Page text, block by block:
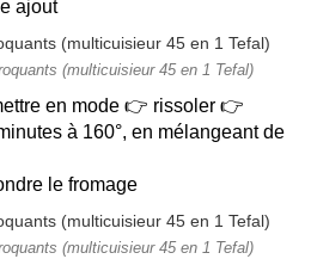
ajout
(multicuisieur 45 en 1 Tefal)
en mode 👉 rissoler 👉
à 160°, en mélangeant de
le fromage
(multicuisieur 45 en 1 Tefal)